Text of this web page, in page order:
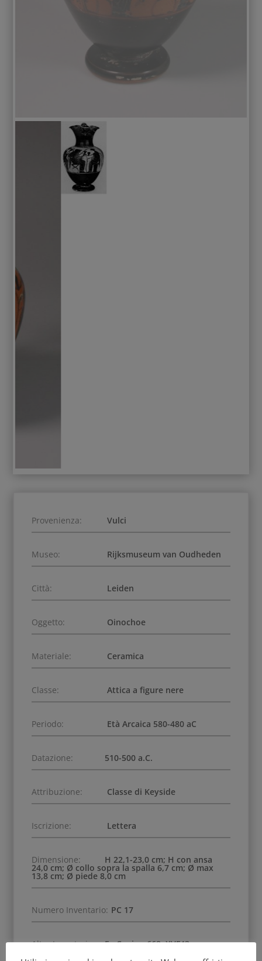
Provenienza: Vulci
Museo: Rijksmuseum van Oudheden
Città: Leiden
Oggetto: Oinochoe
Materiale: Ceramica
Classe: Attica a figure nere
Periodo: Età Arcaica 580-480 aC
Datazione: 510-500 a.C.
Attribuzione: Classe di Keyside
Iscrizione: Lettera
Dimensione: H 22,1-23,0 cm; H con ansa
24,0 cm; Ø collo sopra la spalla 6,7 cm; Ø max
13,8 cm; Ø piede 8,0 cm
Numero Inventario: PC 17
Altro Inventario: Ex Canino 668; XVF43